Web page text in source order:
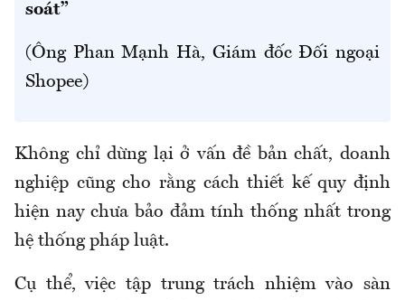
soát”
(Ông Phan Mạnh Hà, Giám đốc Đối ngoại
Shopee)
Không chỉ dừng lại ở vấn đề bản chất, doanh
nghiệp cũng cho rằng cách thiết kế quy định
hiện nay chưa bảo đảm tính thống nhất trong
hệ thống pháp luật.
Cụ thể, việc tập trung trách nhiệm vào sàn